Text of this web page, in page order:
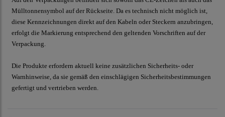
Mülltonnensymbol auf der Rückseite. Da es technisch nicht möglich ist,
diese Kennzeichnungen direkt auf den Kabeln oder Steckern anzubringen,
erfolgt die Markierung entsprechend den geltenden Vorschriften auf der
Verpackung.
Die Produkte erfordern aktuell keine zusätzlichen Sicherheits- oder
Warnhinweise, da sie gemäß den einschlägigen Sicherheitsbestimmungen
gefertigt und vertrieben werden.